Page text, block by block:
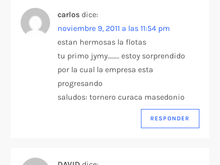
carlos dice:
noviembre 9, 2011 a las 11:54 pm
estan hermosas la flotas
tu primo jymy…….. estoy sorprendido
por la cual la empresa esta
progresando
saludos: tornero curaca masedonio
RESPONDER